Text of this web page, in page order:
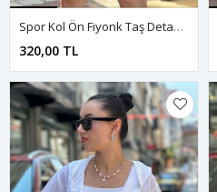
Spor Kol Ön Fiyonk Taş Detay Atlet-Beyaz
320,00 TL